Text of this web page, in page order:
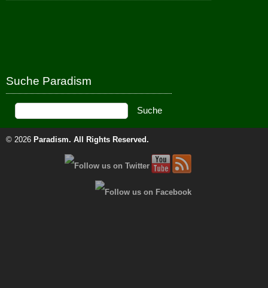
Suche Paradism
© 2026 Paradism. All Rights Reserved.